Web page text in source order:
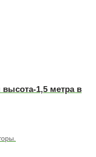
высота-1,5 метра в